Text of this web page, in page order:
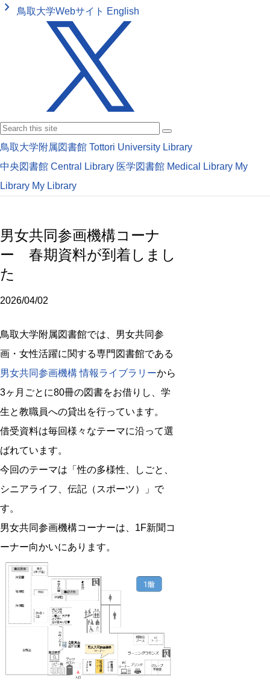
keyboard_arrow_right 鳥取大学Webサイト English
鳥取大学附属図書館 Tottori University Library
中央図書館 Central Library 医学図書館 Medical Library My
Library My Library
男女共同参画機構コーナ
ー 春期資料が到着しまし
た
2026/04/02
鳥取大学附属図書館では、男女共同参
画・女性活躍に関する専門図書館である
男女共同参画機構 情報ライブラリーから
3ヶ月ごとに80冊の図書をお借りし、学
生と教職員への貸出を行っています。
借受資料は毎回様々なテーマに沿って選
ばれています。
今回のテーマは「性の多様性、しごと、
シニアライフ、伝記（スポーツ）」で
す。
男女共同参画機構コーナーは、1F新聞コ
ーナー向かいにあります。